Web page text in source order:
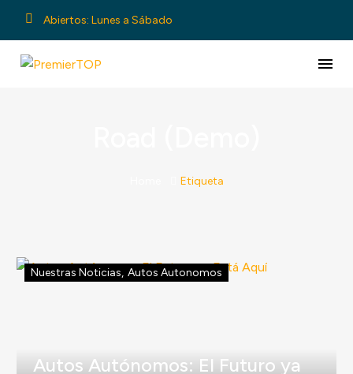
Abiertos: Lunes a Sábado
Etiqueta
Nuestras Noticias, Autos Autonomos
Autos Autónomos: El Futuro ya